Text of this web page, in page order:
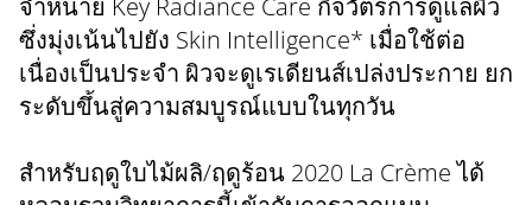
ซึ่งมุ่งเน้นไปยัง Skin Intelligence* เมื่อใช้ต่อ
เนื่องเป็นประจำ ผิวจะดูเรเดียนส์เปล่งประกาย ยก
ระดับขึ้นสู่ความสมบูรณ์แบบในทุกวัน
สำหรับฤดูใบไม้ผลิ/ฤดูร้อน 2020 La Crème ได้